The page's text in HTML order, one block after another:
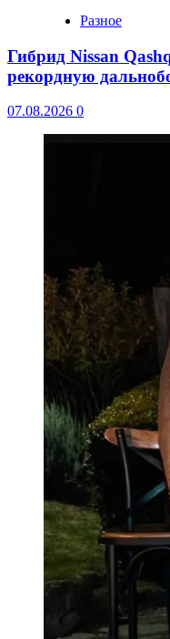
Разное
Гибрид Nissan
рекордную
07.08.2026 0